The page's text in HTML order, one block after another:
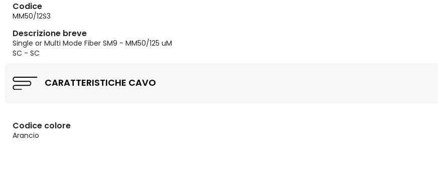
Codice
MM50/12S3
Descrizione breve
Single or Multi Mode Fiber SM9 - MM50/125 uM
SC - SC
CARATTERISTICHE CAVO
Codice colore
Arancio